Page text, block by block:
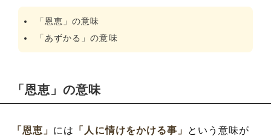
「恩恵」の意味
「あずかる」の意味
「恩恵」の意味
「恩恵」 には 「人に情けをかける事」
という意味が